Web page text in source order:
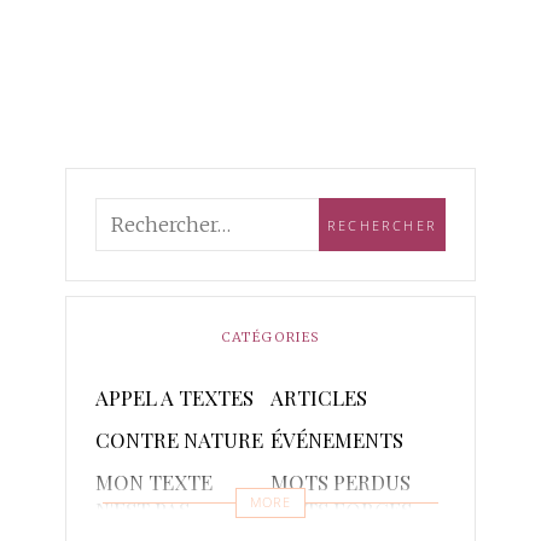
CATÉGORIES
APPEL A TEXTES
ARTICLES
CONTRE NATURE ÉVÉNEMENTS
MON TEXTE
N'EST PAS
MOTS PERDUS
MOTS FORGES
MORE